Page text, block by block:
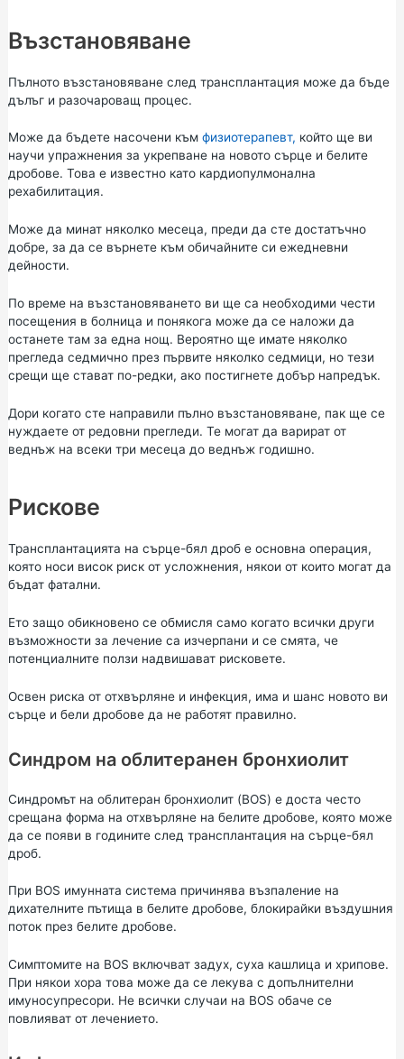
Възстановяване
Пълното възстановяване след трансплантация може да бъде
дълъг и разочароващ процес.
Може да бъдете насочени към физиотерапевт, който ще ви
научи упражнения за укрепване на новото сърце и белите
дробове. Това е известно като кардиопулмонална
рехабилитация.
Може да минат няколко месеца, преди да сте достатъчно
добре, за да се върнете към обичайните си ежедневни
дейности.
По време на възстановяването ви ще са необходими чести
посещения в болница и понякога може да се наложи да
останете там за една нощ. Вероятно ще имате няколко
прегледа седмично през първите няколко седмици, но тези
срещи ще стават по-редки, ако постигнете добър напредък.
Дори когато сте направили пълно възстановяване, пак ще се
нуждаете от редовни прегледи. Те могат да варират от
веднъж на всеки три месеца до веднъж годишно.
Рискове
Трансплантацията на сърце-бял дроб е основна операция,
която носи висок риск от усложнения, някои от които могат да
бъдат фатални.
Ето защо обикновено се обмисля само когато всички други
възможности за лечение са изчерпани и се смята, че
потенциалните ползи надвишават рисковете.
Освен риска от отхвърляне и инфекция, има и шанс новото ви
сърце и бели дробове да не работят правилно.
Синдром на облитеранен бронхиолит
Синдромът на облитеран бронхиолит (BOS) е доста често
срещана форма на отхвърляне на белите дробове, която може
да се появи в годините след трансплантация на сърце-бял
дроб.
При BOS имунната система причинява възпаление на
дихателните пътища в белите дробове, блокирайки въздушния
поток през белите дробове.
Симптомите на BOS включват задух, суха кашлица и хрипове.
При някои хора това може да се лекува с допълнителни
имуносупресори. Не всички случаи на BOS обаче се
повлияват от лечението.